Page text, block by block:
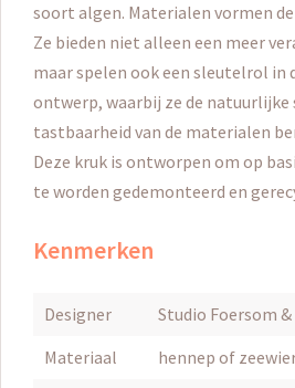
soort algen. Materialen vormen
Ze bieden niet alleen een meer
maar spelen ook een sleutelrol in
ontwerp, waarbij ze de natuurlijke
tastbaarheid van de materialen
Deze kruk is ontworpen om op
te worden gedemonteerd en
Kenmerken
Designer
Studio Foersom
Materiaal
hennep of